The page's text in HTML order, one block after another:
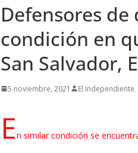
Defensores
condición en
San Salvador,
5 noviembre, 2021 El Independiente
En similar condición se